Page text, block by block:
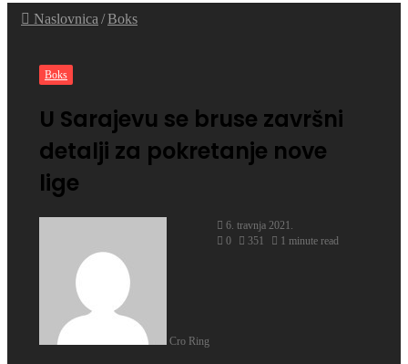
Naslovnica /Boks
Boks
U Sarajevu se bruse završni
detalji za pokretanje nove
lige
Cro Ring
6. travnja 2021.
0
351 1 minute read